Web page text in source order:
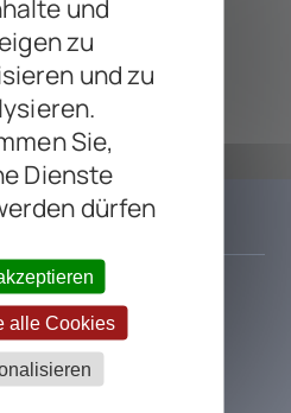
und
zu
und zu
Sie,
Dienste
dürfen
alle Cookies
PEDALS